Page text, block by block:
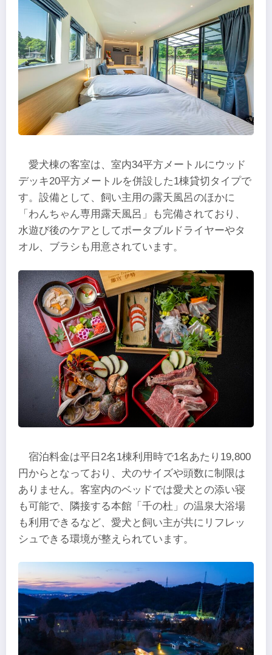
愛犬棟の客室は、室内34平方メートルにウッド
デッキ20平方メートルを併設した1棟貸切タイプで
す。設備として、飼い主用の露天風呂のほかに
「わんちゃん専用露天風呂」も完備されており、
水遊び後のケアとしてポータブルドライヤーやタ
オル、ブラシも用意されています。
宿泊料金は平日2名1棟利用時で1名あたり19,800
円からとなっており、犬のサイズや頭数に制限は
ありません。客室内のベッドでは愛犬との添い寝
も可能で、隣接する本館「千の杜」の温泉大浴場
も利用できるなど、愛犬と飼い主が共にリフレッ
シュできる環境が整えられています。